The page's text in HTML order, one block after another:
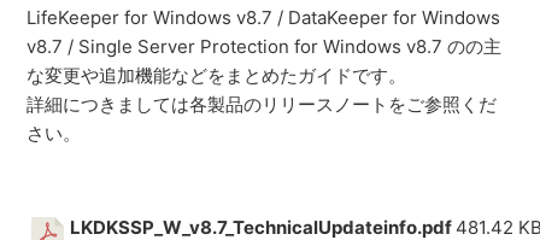
LifeKeeper for Windows v8.7 / DataKeeper for Windows
v8.7 / Single Server Protection for Windows v8.7 のの主
な変更や追加機能などをまとめたガイドです。
詳細につきましては各製品のリリースノートをご参照くだ
さい。
LKDKSSP_W_v8.7_TechnicalUpdateinfo.pdf 481.42